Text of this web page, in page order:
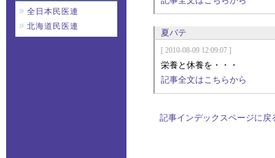
全日本民医連
北海道民医連
夏バテ
[ 2010-08-09 12:09:07 ]
栄養と休養を・・・
記事全文はこちらから
記事インデックスページに戻